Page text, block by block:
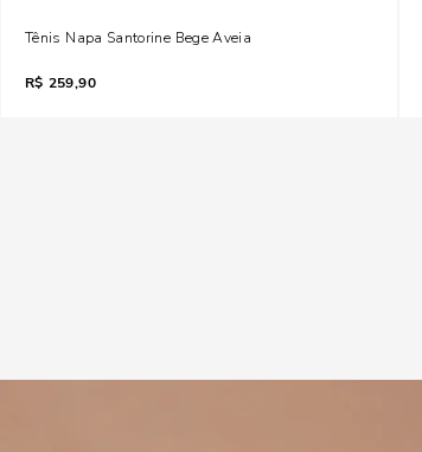
Tênis Napa Santorine Bege Aveia
R$ 259,90